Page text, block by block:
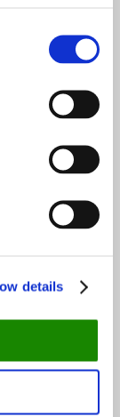
details
mm.
bryst – kan fåes
25% – eksl.